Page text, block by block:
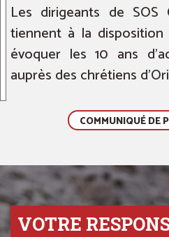
Les dirigeants de SOS
tiennent à la
évoquer les 10 ans
auprès des chrétiens
COMMUNIQUÉ DE
VOTRE